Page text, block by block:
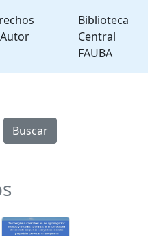
Biblioteca
Central
FAUBA